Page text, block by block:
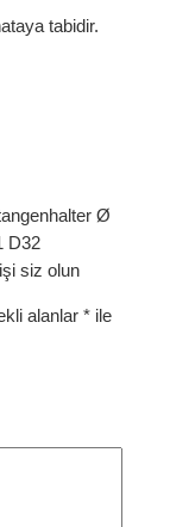
tabidir.
Ø
D32
siz olun
alanlar *ile